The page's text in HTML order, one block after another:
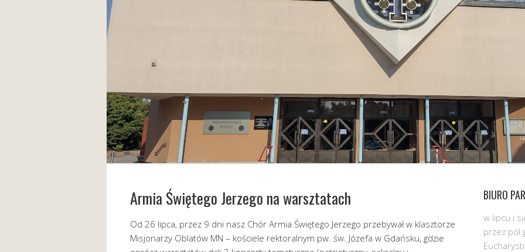
Armia Świętego Jerzego na warsztatach
Od 26 lipca, przez 9 dni nasz Chór Armia Świętego Jerzego przebywał w klasztorze
Misjonarzy Oblatów MN – kościele rektoralnym pw. św. Józefa w Gdańsku, gdzie
BIURO
w lipcu i
przez
Eucharystii